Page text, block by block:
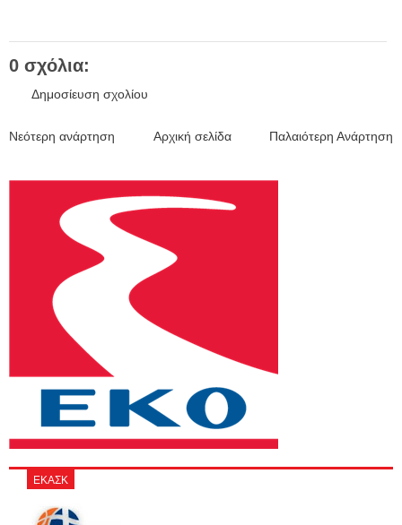
0 σχόλια:
Δημοσίευση σχολίου
Νεότερη ανάρτηση Παλαιότερη Ανάρτηση
Αρχική σελίδα
ΕΚΑΣΚ